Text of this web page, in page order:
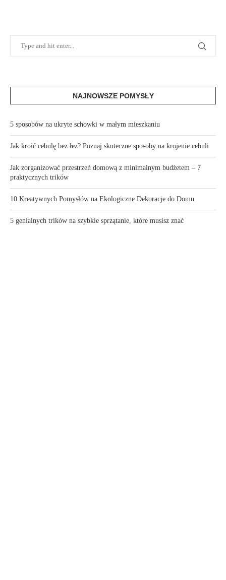
NAJNOWSZE POMYSŁY
5 sposobów na ukryte schowki w małym mieszkaniu
Jak kroić cebulę bez łez? Poznaj skuteczne sposoby na krojenie cebuli
Jak zorganizować przestrzeń domową z minimalnym budżetem – 7
praktycznych trików
10 Kreatywnych Pomysłów na Ekologiczne Dekoracje do Domu
5 genialnych trików na szybkie sprzątanie, które musisz znać